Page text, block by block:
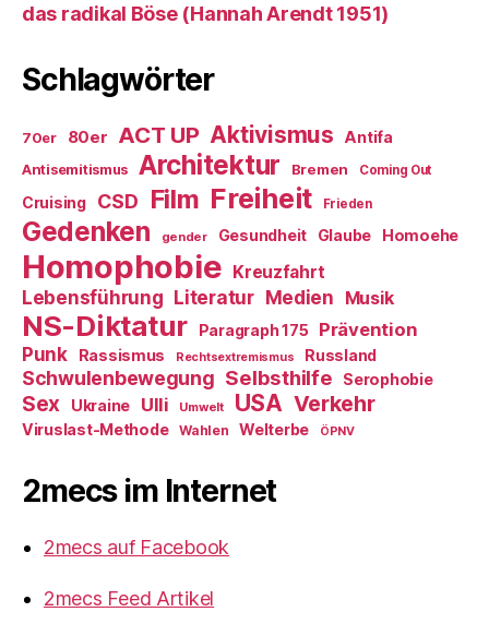
das radikal Böse (Hannah Arendt 1951)
Schlagwörter
70er 80er ACT UP Aktivismus Antifa
Antisemitismus Architektur Bremen Coming Out
Cruising CSD Film Freiheit Frieden
Gedenken gender Gesundheit Glaube Homoehe
Homophobie Kreuzfahrt
Lebensführung Literatur Medien Musik
NS-Diktatur Paragraph 175
Prävention
Punk
Rassismus Rechtsextremismus Russland
Schwulenbewegung Selbsthilfe Serophobie
Sex Ukraine Ulli Umwelt USA Verkehr
Viruslast-Methode Wahlen Welterbe ÖPNV
2mecs im Internet
2mecs auf Facebook
2mecs Feed Artikel